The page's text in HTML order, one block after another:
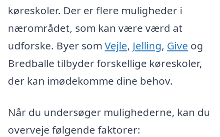
køreskoler. Der er flere muligheder i
nærområdet, som kan være værd at
udforske. Byer som Vejle, Jelling, Give og
Bredballe tilbyder forskellige køreskoler,
der kan imødekomme dine behov.
Når du undersøger mulighederne, kan du
overveje følgende faktorer: